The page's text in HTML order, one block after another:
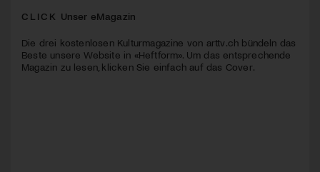
CLICK Unser eMagazin
Die drei kostenlosen Kulturmagazine von arttv.ch bündeln das
Beste unsere Website in «Heftform». Um das entsprechende
Magazin zu lesen, klicken Sie einfach auf das Cover.